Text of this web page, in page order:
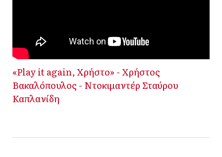
«Play it again, Χρήστο» - Χρήστος
Βακαλόπουλος - Ντοκιμαντέρ Σταύρου
Καπλανίδη